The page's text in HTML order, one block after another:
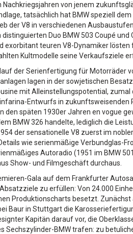
von jenem
tatsächlich hat BMW speziell
der V8 in verschiedenen
Duo BMW 503 Coupé und
exorbitant teuren V8-Dynamiker lösten
Kultmodelle seine Verkaufsziele
der Serienfertigung für Motorräder
lagen in der sowjetischen
mit Alleinstellungspotential, zumal
Entwurfs in zukunftsweisenden
den späten 1930er Jahren en vogue
BMW 326 handelte, lediglich die
der sensationelle V8 zuerst im
wie serienmäßige Verbundglas-
Autoradio (1951 im BMW
Show- und Filmgeschäft durchaus.
Gala auf dem Frankfurter
zu erfüllen: Von 24.000
Produktionscharts besetzt. Zunächst
Baur in Stuttgart die
Kapitän darauf vor, die
BMW trafen: zu